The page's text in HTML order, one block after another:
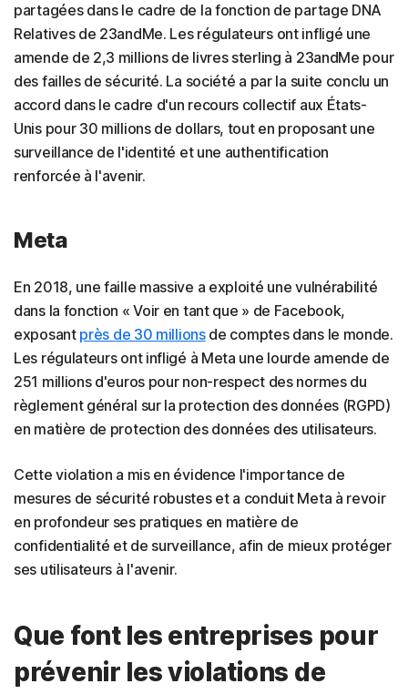
partagées dans le cadre de la fonction de partage DNA
Relatives de 23andMe. Les régulateurs ont infligé une
amende de 2,3 millions de livres sterling à 23andMe pour
des failles de sécurité. La société a par la suite conclu un
accord dans le cadre d'un recours collectif aux États-
Unis pour 30 millions de dollars, tout en proposant une
surveillance de l'identité et une authentification
renforcée à l'avenir.
Meta
En 2018, une faille massive a exploité une vulnérabilité
dans la fonction « Voir en tant que » de Facebook,
exposant près de 30 millions de comptes dans le monde.
Les régulateurs ont infligé à Meta une lourde amende de
251 millions d'euros pour non-respect des normes du
règlement général sur la protection des données (RGPD)
en matière de protection des données des utilisateurs.
Cette violation a mis en évidence l'importance de
mesures de sécurité robustes et a conduit Meta à revoir
en profondeur ses pratiques en matière de
confidentialité et de surveillance, afin de mieux protéger
ses utilisateurs à l'avenir.
Que font les entreprises pour
prévenir les violations de